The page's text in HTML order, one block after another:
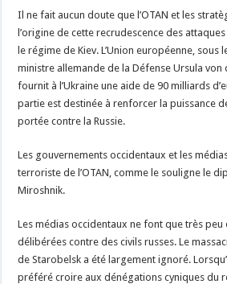
Il ne fait aucun doute que l’OTAN et les
l’origine de cette recrudescence des
le régime de Kiev. L’Union européenne, sous
ministre allemande de la Défense Ursula von
fournit à l’Ukraine une aide de 90 milliards
partie est destinée à renforcer la puissance
portée contre la Russie.
Les gouvernements occidentaux et les
terroriste de l’OTAN, comme le souligne le
Miroshnik.
Les médias occidentaux ne font que très peu
délibérées contre des civils russes. Le
de Starobelsk a été largement ignoré.
préféré croire aux dénégations cyniques du